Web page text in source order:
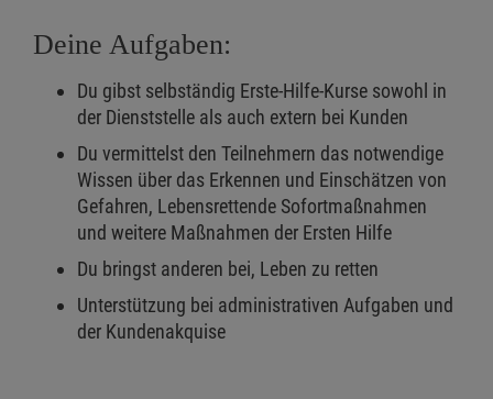
Deine Aufgaben:
Du gibst selbständig Erste-Hilfe-Kurse sowohl in
der Dienststelle als auch extern bei Kunden
Du vermittelst den Teilnehmern das notwendige
Wissen über das Erkennen und Einschätzen von
Gefahren, Lebensrettende Sofortmaßnahmen
und weitere Maßnahmen der Ersten Hilfe
Du bringst anderen bei, Leben zu retten
Unterstützung bei administrativen Aufgaben und
der Kundenakquise